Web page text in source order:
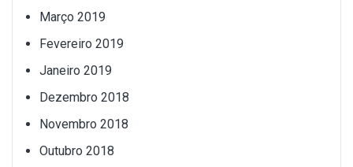
Março 2019
Fevereiro 2019
Janeiro 2019
Dezembro 2018
Novembro 2018
Outubro 2018